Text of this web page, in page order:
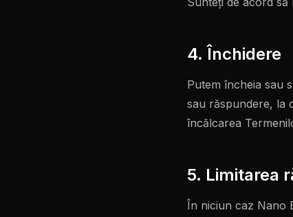
4. Închidere
Putem încheia sau
sau răspundere, la
încălcarea
5. Limitarea
În niciun caz Nano